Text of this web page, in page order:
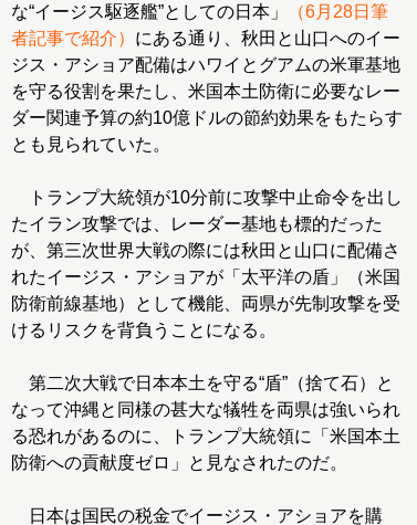
な“イージス駆逐艦”としての日本」
（6月28日筆
者記事で紹介） にある通り、秋田と山口へのイー
ジス・アショア配備はハワイとグアムの米軍基地
を守る役割を果たし、米国本土防衛に必要なレー
ダー関連予算の約10億ドルの節約効果をもたらす
とも見られていた。
トランプ大統領が10分前に攻撃中止命令を出し
たイラン攻撃では、レーダー基地も標的だった
が、第三次世界大戦の際には秋田と山口に配備さ
れたイージス・アショアが「太平洋の盾」（米国
防衛前線基地）として機能、両県が先制攻撃を受
けるリスクを背負うことになる。
第二次大戦で日本本土を守る“盾”（捨て石）と
なって沖縄と同様の甚大な犠牲を両県は強いられ
る恐れがあるのに、トランプ大統領に「米国本土
防衛への貢献度ゼロ」と見なされたのだ。
日本は国民の税金でイージス・アショアを購